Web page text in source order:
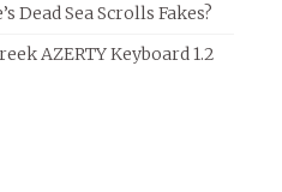
Dead Sea Scrolls Fakes?
AZERTY Keyboard 1.2